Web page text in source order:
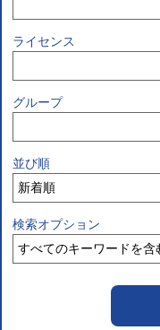
ライセンス
グループ
並び順
検索オプション